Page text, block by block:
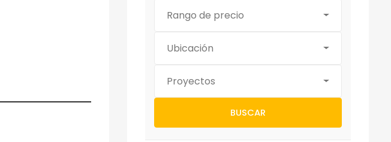
Rango de precio
Ubicación
Proyectos
BUSCAR